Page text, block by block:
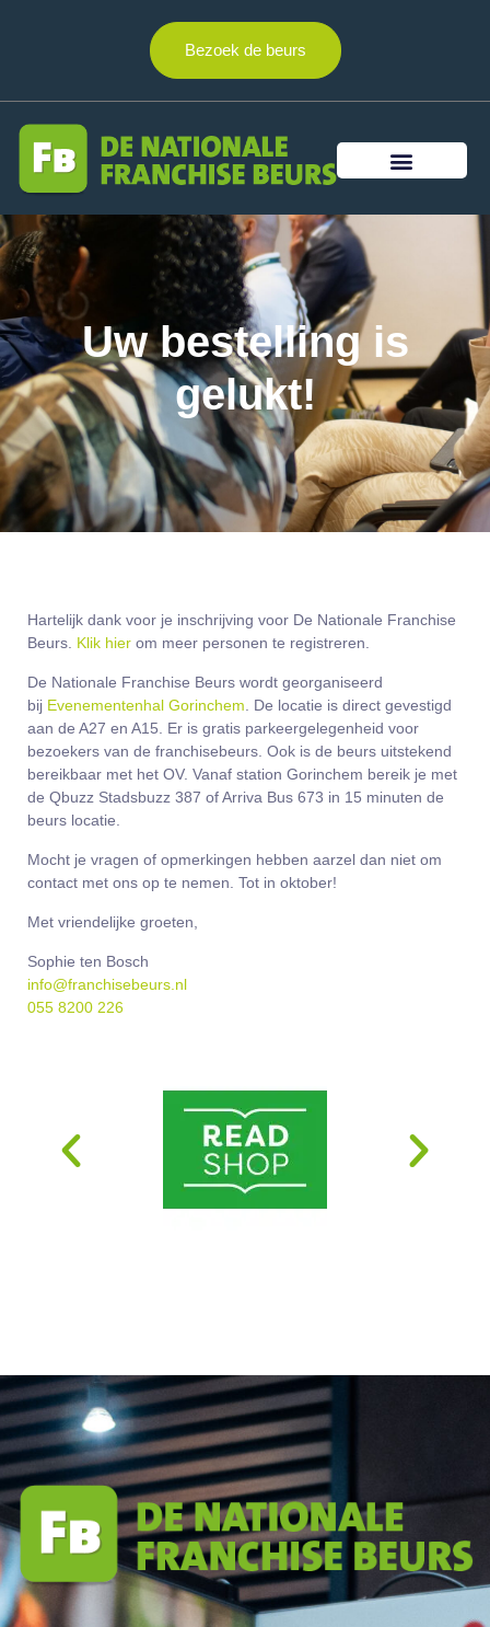
Bezoek de beurs
Uw bestelling is
gelukt!
Hartelijk dank voor je inschrijving voor De Nationale Franchise
Beurs. Klik hier om meer personen te registreren.
De Nationale Franchise Beurs wordt georganiseerd
bij Evenementenhal Gorinchem . De locatie is direct gevestigd
aan de A27 en A15. Er is gratis parkeergelegenheid voor
bezoekers van de franchisebeurs. Ook is de beurs uitstekend
bereikbaar met het OV. Vanaf station Gorinchem bereik je met
de Qbuzz Stadsbuzz 387 of Arriva Bus 673 in 15 minuten de
beurs locatie.
Mocht je vragen of opmerkingen hebben aarzel dan niet om
contact met ons op te nemen. Tot in oktober!
Met vriendelijke groeten,
Sophie ten Bosch
info@franchisebeurs.nl
055 8200 226